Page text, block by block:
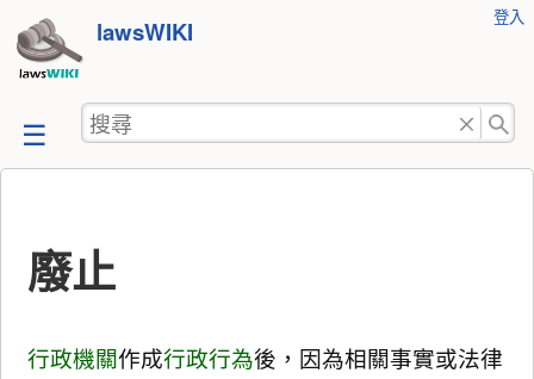
跳
至
容
lawsWIKI
工
登入
搜
尋
廢止
行政機關作成行政行為後，因為相關事實或法律